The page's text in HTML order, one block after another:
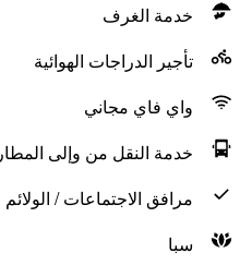
خدمة الغرف
تأجير الدراجات الهوائية
واي فاي مجاني
خدمة النقل من وإلى المطار
مرافق الاجتماعات / الولائم
سبا